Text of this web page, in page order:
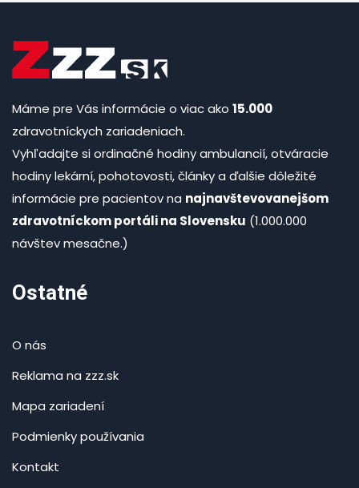
Máme pre Vás informácie o viac ako 15.000
zdravotníckych zariadeniach.
Vyhľadajte si ordinačné hodiny ambulancií, otváracie
hodiny lekární, pohotovosti, články a ďalšie dôležité
informácie pre pacientov na najnavštevovanejšom
zdravotníckom portáli na Slovensku (1.000.000
návštev mesačne.)
Ostatné
O nás
Reklama na zzz.sk
Mapa zariadení
Podmienky používania
Kontakt